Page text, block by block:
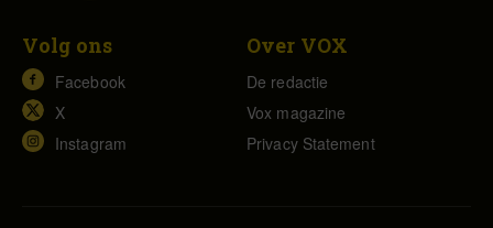
Volg ons
Facebook
X
Instagram
Over VOX
De redactie
Vox magazine
Privacy Statement